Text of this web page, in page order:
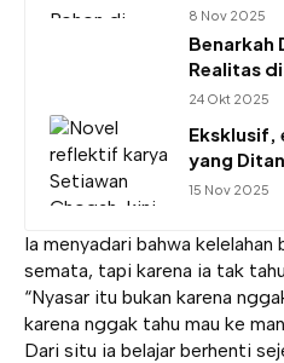
8 Nov 2025
Benarkah
Realitas
24 Okt 2025
yang
15 Nov 2025
Ia menyadari bahwa kelelahan
semata, tapi karena ia tak
“Nyasar itu bukan karena
karena nggak tahu mau ke
Dari situ ia belajar berhenti